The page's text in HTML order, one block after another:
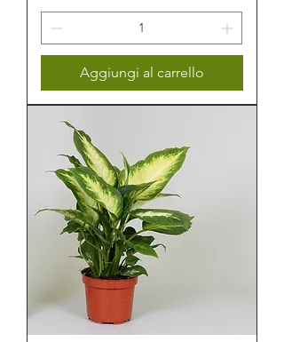
Aggiungi al carrello